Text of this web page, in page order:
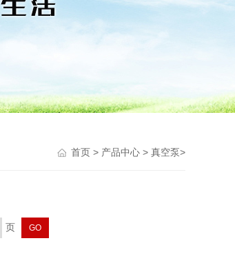
首页 > 产品中心 > 真空泵>
页